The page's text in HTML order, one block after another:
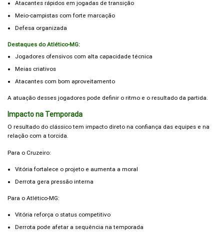
Atacantes rápidos em jogadas de transição
Meio-campistas com forte marcação
Defesa organizada
Destaques do Atlético-MG:
Jogadores ofensivos com alta capacidade técnica
Meias criativos
Atacantes com bom aproveitamento
A atuação desses jogadores pode definir o ritmo e o resultado da partida.
Impacto na Temporada
O resultado do clássico tem impacto direto na confiança das equipes e na
relação com a torcida.
Para o Cruzeiro:
Vitória fortalece o projeto e aumenta a moral
Derrota gera pressão interna
Para o Atlético-MG:
Vitória reforça o status competitivo
Derrota pode afetar a sequência na temporada